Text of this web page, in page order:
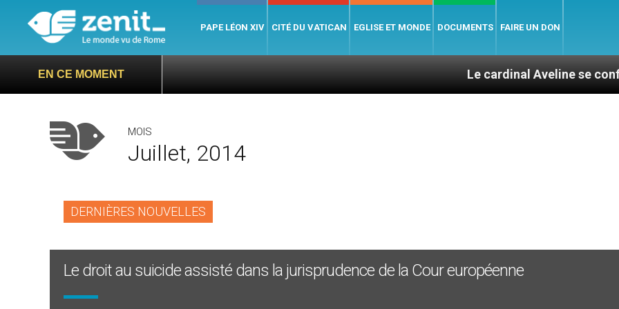
PAPE LÉON XIV CITÉ DU VATICAN EGLISE ET MONDE DOCUMENTS FAIRE UN DON
EN CE MOMENT Le cardinal Aveline se confie : entre
MOIS
Juillet, 2014
DERNIÈRES NOUVELLES
Le droit au suicide assisté dans la jurisprudence de la Cour européenne